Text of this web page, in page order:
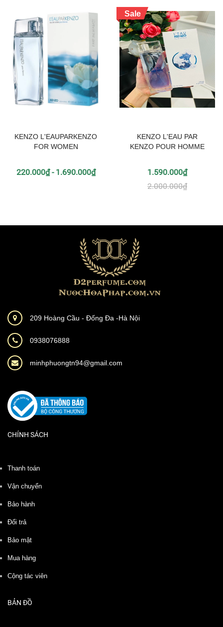
KENZO L'EAUPARKENZO
FOR WOMEN
220.000₫ - 1.690.000₫
Sale
KENZO L'EAU PAR
KENZO POUR HOMME
1.590.000₫
2.000.000₫
209 Hoàng Cầu - Đống Đa -Hà Nội
0938076888
minhphuongtn94@gmail.com
CHÍNH SÁCH
Thanh toán
Vận chuyển
Bảo hành
Đổi trả
Bảo mật
Mua hàng
Cộng tác viên
BẢN ĐỒ